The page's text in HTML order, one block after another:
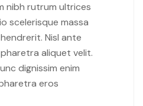
nibh rutrum ultrices
scelerisque massa
Nisl ante
aliquet velit.
dignissim enim
eros